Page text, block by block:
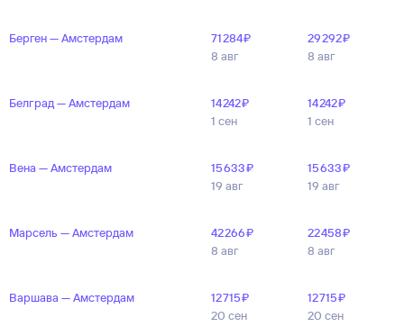
Берген — Амстердам
71 ⁠284 ⁠₽
8 авг
29 ⁠292 ⁠₽
8 авг
Белград — Амстердам
14 ⁠242 ⁠₽
1 сен
14 ⁠242 ⁠₽
1 сен
Вена — Амстердам
15 ⁠633 ⁠₽
19 авг
15 ⁠633 ⁠₽
19 авг
Марсель — Амстердам
42 ⁠266 ⁠₽
8 авг
22 ⁠458 ⁠₽
8 авг
Варшава — Амстердам
12 ⁠715 ⁠₽
20 сен
12 ⁠715 ⁠₽
20 сен